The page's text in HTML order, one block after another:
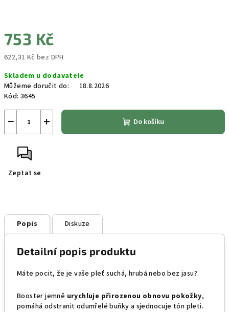
753 Kč
622,31 Kč bez DPH
cena:
Skladem u dodavatele
Můžeme doručit do:
18.8.2026
Kód: 3645
+
− Do košíku
Zeptat se
Popis Diskuze
Detailní popis produktu
Máte pocit, že je vaše pleť suchá, hrubá nebo bez jasu?
Booster jemně urychluje přirozenou obnovu pokožky,
pomáhá odstranit odumřelé buňky a sjednocuje tón pleti.